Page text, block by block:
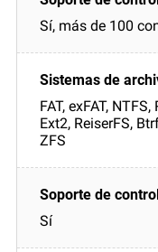
Sí, más de 100
FAT, exFAT,
Ext2, ReiserFS,
ZFS
Sí